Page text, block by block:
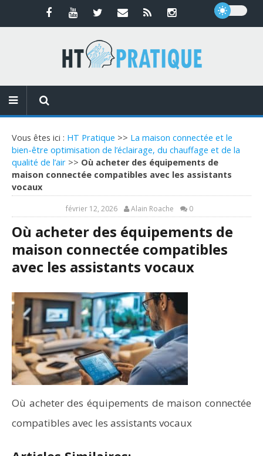
Vous êtes ici : HT Pratique >> La maison connectée et le
bien-être optimisation de l’éclairage, du chauffage et de la
qualité de l’air >> Où acheter des équipements de
maison connectée compatibles avec les assistants
vocaux
février 12, 2026 Alain Roache 0
Où acheter des équipements de
maison connectée compatibles
avec les assistants vocaux
Où acheter des équipements de maison connectée
compatibles avec les assistants vocaux